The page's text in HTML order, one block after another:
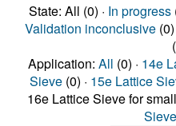
State: All (0) · In progress
Validation inconclusive(0)
Application: All (0) · 14e
Sieve (0) · 15e Lattice
16e Lattice Sieve for